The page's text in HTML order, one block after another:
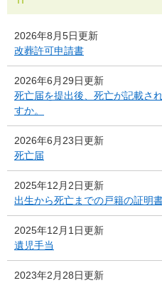
2026年8月5日更新
改葬許可申請書
2026年6月29日更新
死亡届を提出後、死亡が記載さ
すか。
2026年6月23日更新
死亡届
2025年12月2日更新
出生から死亡までの戸籍の証明
2025年12月1日更新
遺児手当
2023年2月28日更新